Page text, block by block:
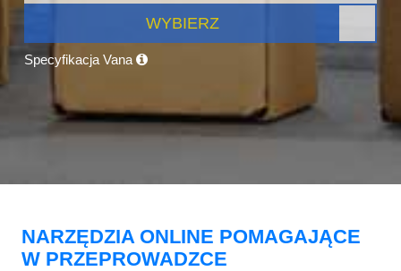
WYBIERZ
Specyfikacja Vana
NARZĘDZIA ONLINE POMAGAJĄCE
W PRZEPROWADZCE